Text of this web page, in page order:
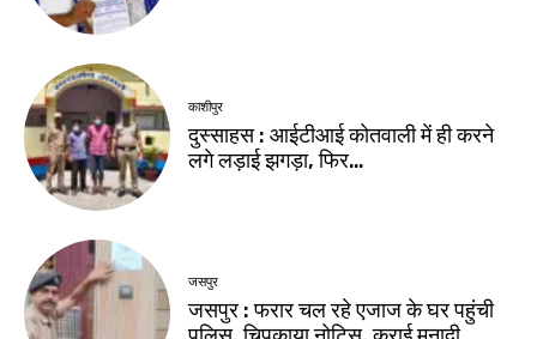
काशीपुर
दुस्साहस : आईटीआई कोतवाली में ही करने
लगे लड़ाई झगड़ा, फिर…
जसपुर
जसपुर : फरार चल रहे एजाज के घर पहुंची